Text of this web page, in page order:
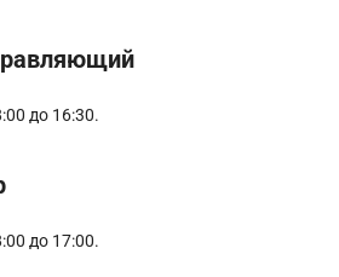
до 16:30.
до 17:00.